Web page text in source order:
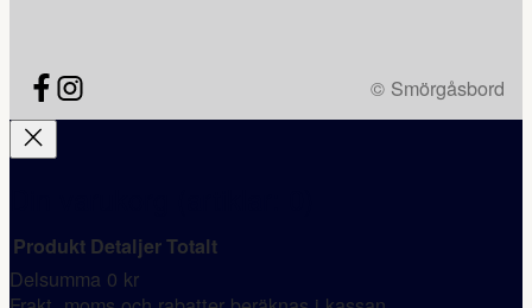
© Smörgåsbord
Produkt DetaljerTotalt
Delsumma 0 kr